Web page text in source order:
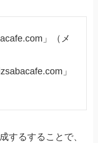
」（メ
」
するすることで、